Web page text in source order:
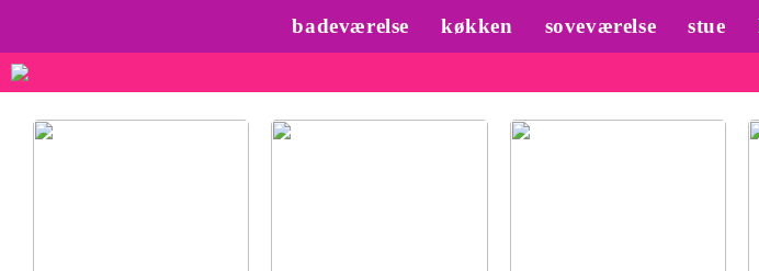
badeværelse køkken soveværelse stue